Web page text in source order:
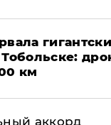
км
аккорд